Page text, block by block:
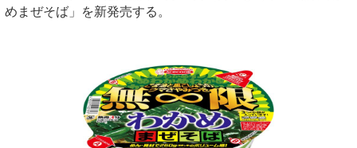
めまぜそば」を新発売する。